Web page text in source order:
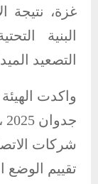
غزة، نتيجة
البنية
التصعيد
شركات
تقييم الوضع